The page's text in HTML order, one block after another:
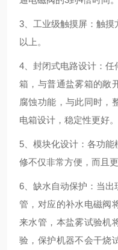
3、工业级触摸屏：触摸
以上。
4、封闭式电路设计：
箱，与普通盐雾箱的敞
腐蚀功能，与此同时，
电箱设计，稳定性更好。
5、模块化设计：各功
修不仅非常方便，而且
6、缺水自动保护：当
管，对应的补水电磁阀
来水管，本盐雾试验机
验，保护机器不会干烧